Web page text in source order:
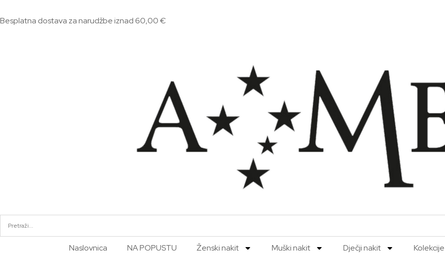
Besplatna dostava za narudžbe iznad 60,00 €
Naslovnica NA POPUSTU Ženski nakit Muški nakit Dječji nakit Kolekcije